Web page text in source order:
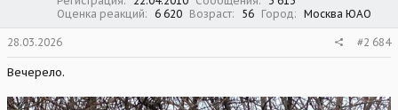
Оценка реакций
6 620 Возраст 56 Город Москва ЮАО
28.03.2026 #2 684
Вечерело.